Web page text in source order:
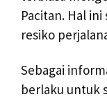
Pacitan. Hal
resiko
Sebagai
berlaku untuk